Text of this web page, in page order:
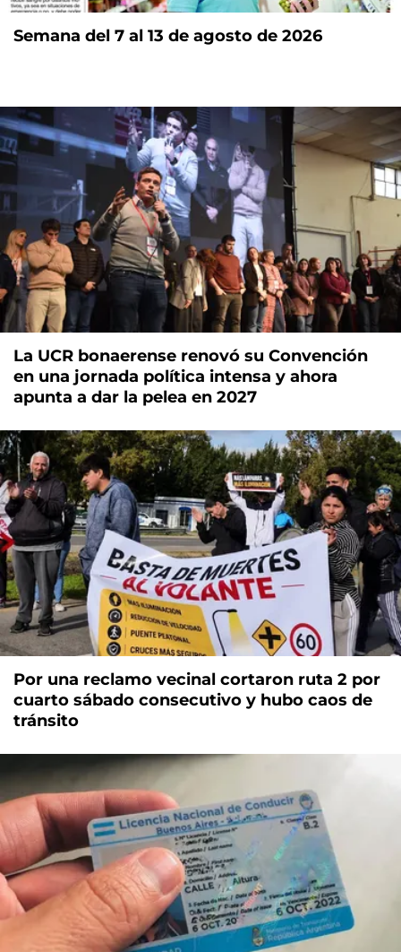
Semana del 7 al 13 de agosto de 2026
La UCR bonaerense renovó su Convención
en una jornada política intensa y ahora
apunta a dar la pelea en 2027
Por una reclamo vecinal cortaron ruta 2 por
cuarto sábado consecutivo y hubo caos de
tránsito